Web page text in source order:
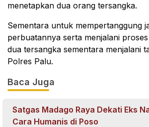
menetapkan dua orang tersangka.
Sementara untuk mempertanggung
perbuatannya serta menjalani
dua tersangka sementara menjalani
Polres Palu.
Baca Juga
Satgas Madago Raya Dekati Eks
Cara Humanis di Poso